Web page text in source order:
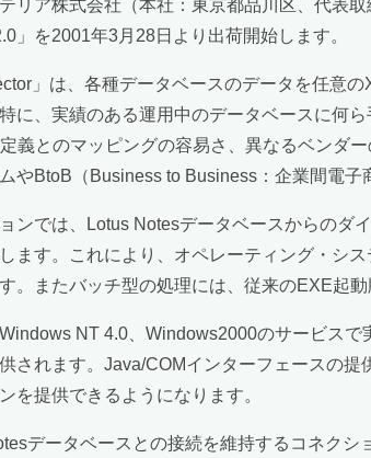
リア株式会社（本社：東京都品川区、代表
」を2001年3月28日より出荷開始します。
」は、各種データベースのデータを任意
に、実績のある運用中のデータベースに何
義とのマッピングの容易さ、異なるベンダ
やBtoB（Business to Business：企業間電子
ンでは、Lotus Notesデータベースからのダ
ます。これにより、オペレーティング・シ
。またバッチ型の処理には、従来のEXE起動
NT 4.0、Windows2000のサービス
されます。Java/COMインターフェースの
を提供できるようになります。
データベースとの接続を維持するコネク